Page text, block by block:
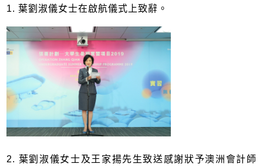
1. 葉劉淑儀女士在啟航儀式上致辭。
2. 葉劉淑儀女士及王家揚先生致送感謝狀予澳洲會計師